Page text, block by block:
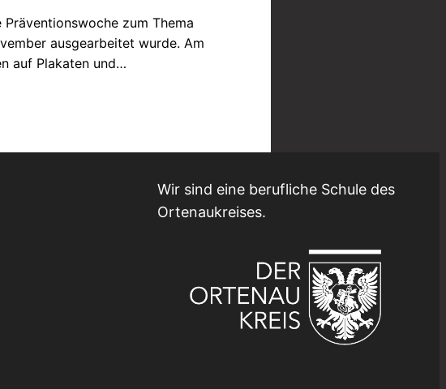
zum Thema
ausgearbeitet wurde. Am
auf Plakaten und…
Wir sind eine berufliche Schule des
Ortenaukreises.